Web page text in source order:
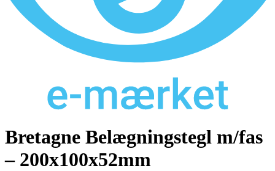
Bretagne Belægningstegl m/fas
– 200x100x52mm